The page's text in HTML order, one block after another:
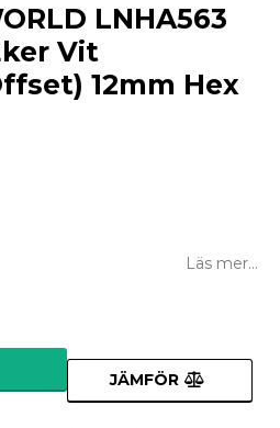
LNHA563
Vit
12mm Hex
Läs mer...
JÄMFÖR